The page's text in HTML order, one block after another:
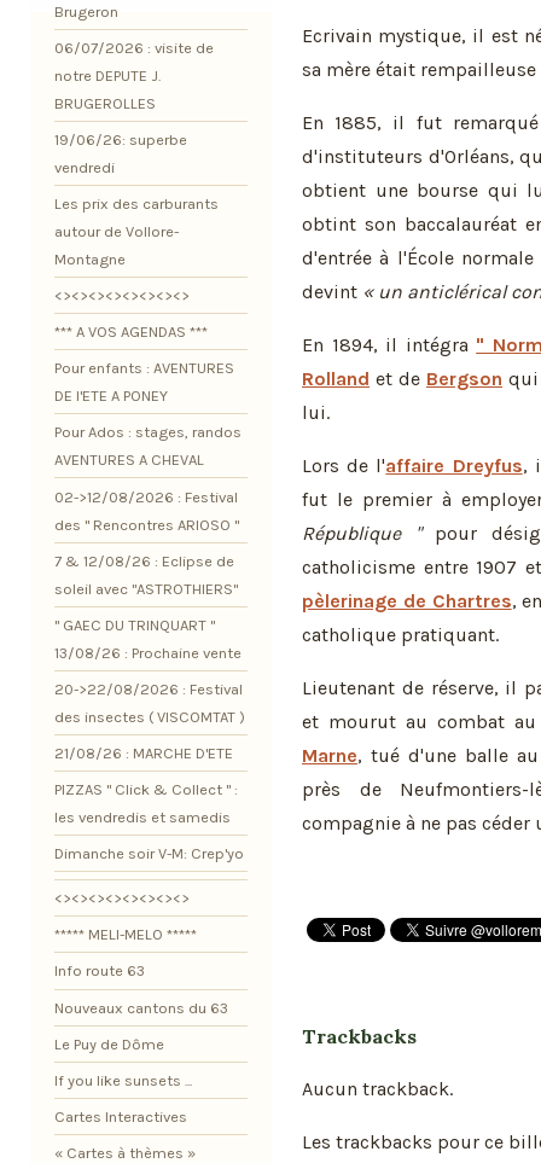
Ecrivain mystique, il est
sa mère était
En 1885, il fut
d'instituteurs d'Orléans,
obtient une bourse qui
obtint son baccalauréat
d'entrée à l'École
devint « un anticlérical
En 1894, il intégra "
Rolland et de Bergson qui
lui.
Lors de l'affaire Dreyfus,
fut le premier à
République "pour
catholicisme entre 1907
pèlerinage de Chartres,
catholique pratiquant.
Lieutenant de réserve, il
et mourut au combat
Marne, tué d'une balle
près de
compagnie à ne pas céder
Trackbacks
Aucun trackback.
Les trackbacks pour ce
Brugeron
06/07/2026 : visite de
notre DEPUTE J.
BRUGEROLLES
19/06/26: superbe
vendredi
Les prix des carburants
autour de Vollore-
Montagne
<><><><><><><><>
*** A VOS AGENDAS ***
Pour enfants : AVENTURES
DE l'ETE A PONEY
Pour Ados : stages, randos
AVENTURES A CHEVAL
02->12/08/2026 : Festival
des " Rencontres ARIOSO "
7 & 12/08/26 : Eclipse de
soleil avec "ASTROTHIERS"
" GAEC DU TRINQUART "
13/08/26 : Prochaine vente
20->22/08/2026 : Festival
des insectes ( VISCOMTAT )
21/08/26 : MARCHE D'ETE
PIZZAS " Click & Collect " :
les vendredis et samedis
Dimanche soir V-M: Crep'yo
<><><><><><><><>
***** MELI-MELO *****
Info route 63
Nouveaux cantons du 63
Le Puy de Dôme
If you like sunsets ...
Cartes Interactives
« Cartes à thèmes »